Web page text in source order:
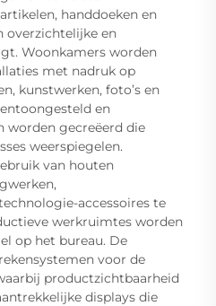
handdoeken en
overzichtelijke en
Woonkamers worden
met nadruk op
kunstwerken, foto’s en
en
worden gecreëerd die
weerspiegelen.
van houten
accessoires te
werkruimtes worden
op het bureau. De
voor de
productzichtbaarheid
displays die